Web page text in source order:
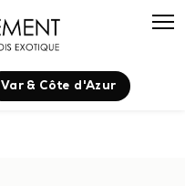
Var & Côte d'Azur